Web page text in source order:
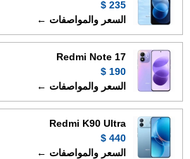
235 $
السعر والمواصفات ←
Redmi Note 17
190 $
السعر والمواصفات ←
Redmi K90 Ultra
440 $
السعر والمواصفات ←